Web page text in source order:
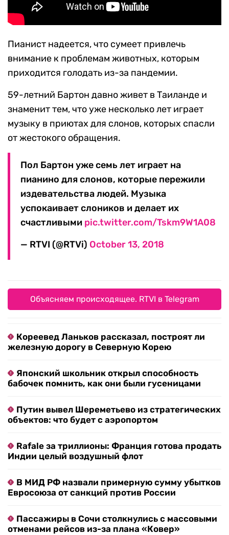
Пианист надеется, что сумеет привлечь
внимание к проблемам животных, которым
приходится голодать из-за пандемии.
59-летний Бартон давно живет в Таиланде и
знаменит тем, что уже несколько лет играет
музыку в приютах для слонов, которых спасли
от жестокого обращения.
Пол Бартон уже семь лет играет на
пианино для слонов, которые пережили
издевательства людей. Музыка
успокаивает слоников и делает их
счастливыми pic.twitter.com/Tskm9W1A08
— RTVI (@RTVi) October 13, 2018
Объясняем происходящее. RTVI в Telegram
Кореевед Ланьков рассказал, построят ли
железную дорогу в Северную Корею
Японский школьник открыл способность
бабочек помнить, как они были гусеницами
Путин вывел Шереметьево из стратегических
объектов: что будет с аэропортом
Rafale за триллионы: Франция готова продать
Индии целый воздушный флот
В МИД РФ назвали примерную сумму убытков
Евросоюза от санкций против России
Пассажиры в Сочи столкнулись с массовыми
отменами рейсов из-за плана «Ковер»